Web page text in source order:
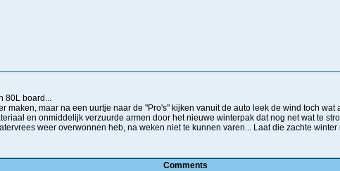
80L board...
maken, maar na een uurtje naar de "Pro's" kijken vanuit de auto leek de wind toch wat
en onmiddelijk verzuurde armen door het nieuwe winterpak dat nog net wat te
weer overwonnen heb, na weken niet te kunnen varen... Laat die zachte winter
Comments